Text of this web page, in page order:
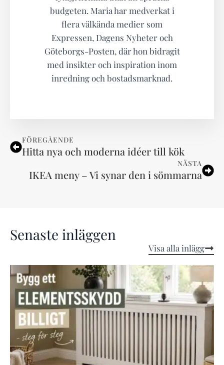
budgeten. Maria har medverkat i
flera välkända medier som
Expressen, Dagens Nyheter och
Göteborgs-Posten, där hon bidragit
med insikter och inspiration inom
inredning och bostadsmarknad.
FÖREGÅENDE
Hitta nya och moderna idéer till kök
NÄSTA
IKEA meny – Vi synar den i sömmarna
Senaste inläggen
Visa alla inlägg